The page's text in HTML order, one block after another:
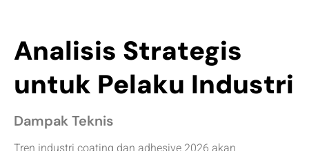
Analisis Strategis
untuk Pelaku Industri
Dampak Teknis